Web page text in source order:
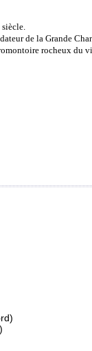
de la Grande
rocheux du